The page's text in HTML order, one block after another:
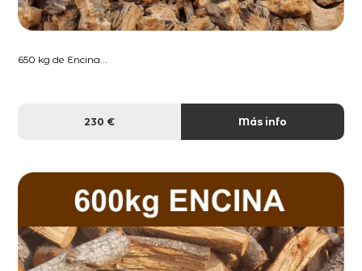
650 kg de Encina...
230 € Más info